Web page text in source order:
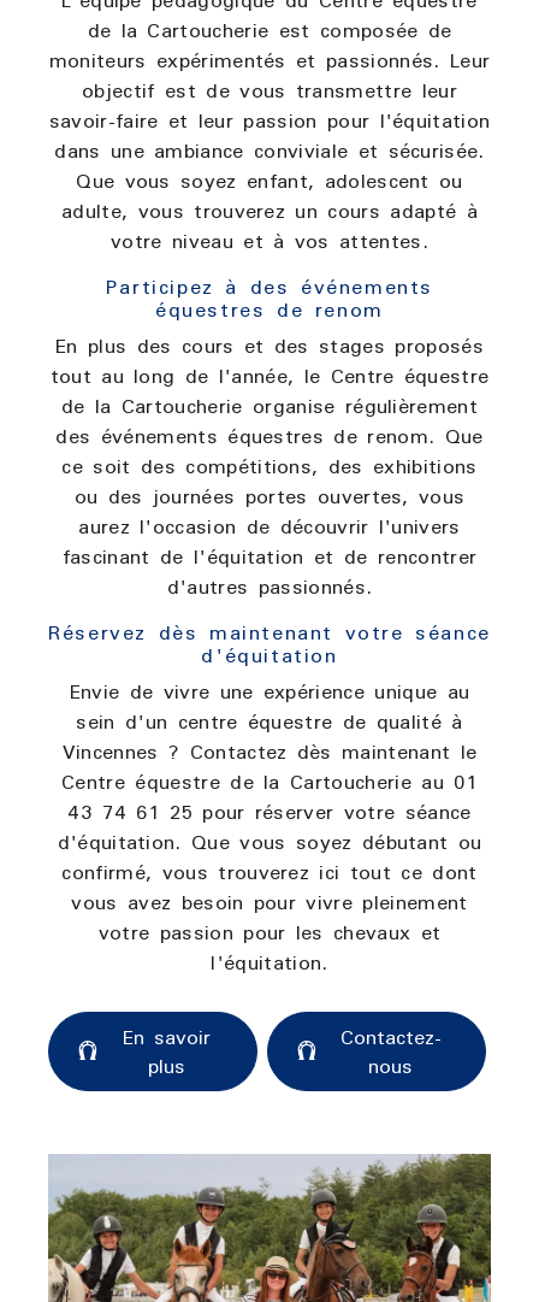
de la Cartoucherie est composée de
moniteurs expérimentés et passionnés. Leur
objectif est de vous transmettre leur
savoir-faire et leur passion pour l'équitation
dans une ambiance conviviale et sécurisée.
Que vous soyez enfant, adolescent ou
adulte, vous trouverez un cours adapté à
votre niveau et à vos attentes.
Participez à des événements
équestres de renom
En plus des cours et des stages proposés
tout au long de l'année, le Centre équestre
de la Cartoucherie organise régulièrement
des événements équestres de renom. Que
ce soit des compétitions, des exhibitions
ou des journées portes ouvertes, vous
aurez l'occasion de découvrir l'univers
fascinant de l'équitation et de rencontrer
d'autres passionnés.
Réservez dès maintenant votre séance
d'équitation
Envie de vivre une expérience unique au
sein d'un centre équestre de qualité à
Vincennes ? Contactez dès maintenant le
Centre équestre de la Cartoucherie au 01
43 74 61 25 pour réserver votre séance
d'équitation. Que vous soyez débutant ou
confirmé, vous trouverez ici tout ce dont
vous avez besoin pour vivre pleinement
votre passion pour les chevaux et
l'équitation.
En savoir
plus
Contactez-
nous